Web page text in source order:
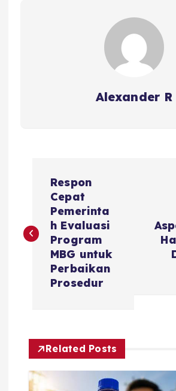
Alexander R
s
v
Respon
Cepat
Pemerinta
h Evaluasi
Program
MBG untuk
Perbaikan
Prosedur
Related Posts